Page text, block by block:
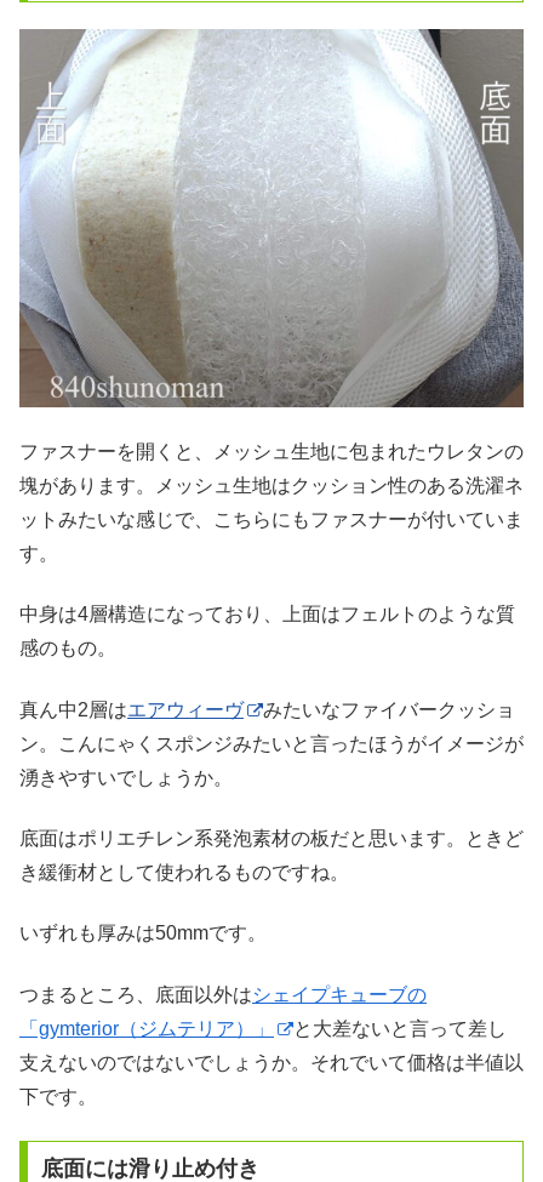
ファスナーを開くと、メッシュ生地に包まれたウレタンの
塊があります。メッシュ生地はクッション性のある洗濯ネ
ットみたいな感じで、こちらにもファスナーが付いていま
す。
中身は4層構造になっており、上面はフェルトのような質
感のもの。
真ん中2層はエアウィーヴ
みたいなファイバークッショ
ン。こんにゃくスポンジみたいと言ったほうがイメージが
湧きやすいでしょうか。
底面はポリエチレン系発泡素材の板だと思います。ときど
き緩衝材として使われるものですね。
いずれも厚みは50mmです。
つまるところ、底面以外はシェイプキューブの
「gymterior（ジムテリア）」
と大差ないと言って差し
支えないのではないでしょうか。それでいて価格は半値以
下です。
底面には滑り止め付き